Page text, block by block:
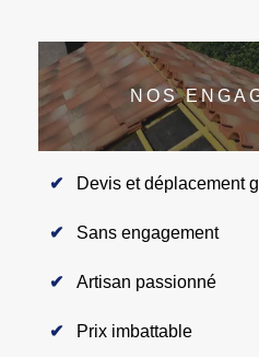
NOS
Devis et déplacement
Sans engagement
Artisan passionné
Prix imbattable